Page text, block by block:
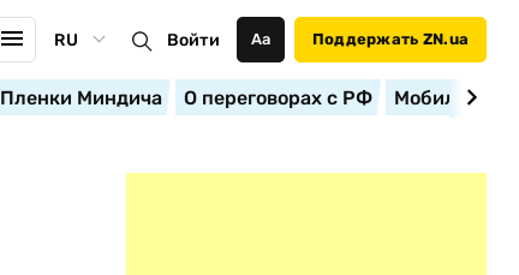
RU Войти Аа Поддержать ZN.ua
Пленки Миндича О переговорах с РФ